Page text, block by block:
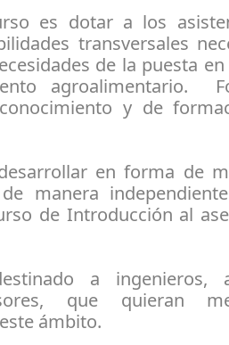
es dotar a los
transversales
de la puesta
agroalimentario.
y de
en forma de
manera
de Introducción al
a ingenieros,
que quieran
ámbito.